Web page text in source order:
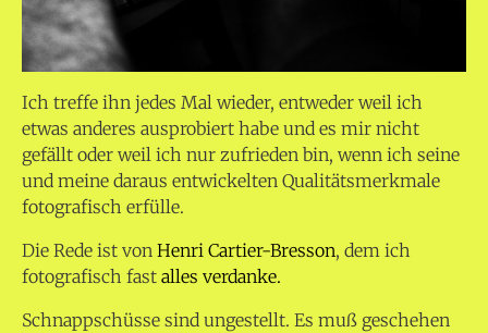
Ich treffe ihn jedes Mal wieder, entweder weil ich
etwas anderes ausprobiert habe und es mir nicht
gefällt oder weil ich nur zufrieden bin, wenn ich seine
und meine daraus entwickelten Qualitätsmerkmale
fotografisch erfülle.
Die Rede ist von Henri Cartier-Bresson, dem ich
fotografisch fast alles verdanke.
Schnappschüsse sind ungestellt. Es muß geschehen